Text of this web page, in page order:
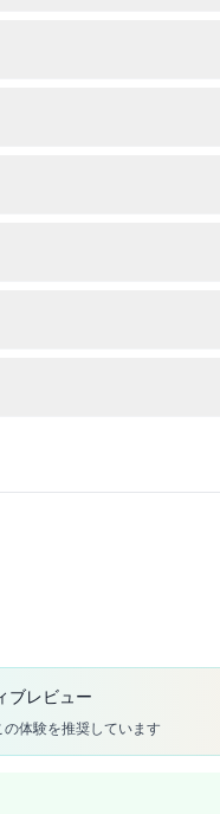
ブレビュー
の体験を推奨しています